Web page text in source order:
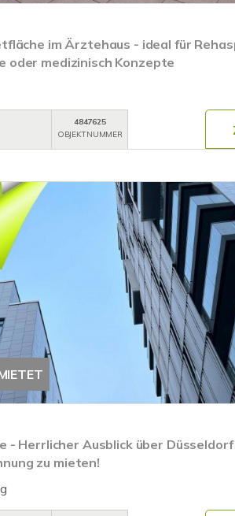
im Ärztehaus - ideal für
oder medizinisch Konzepte
4847625
OBJEKTNUMMER
- Herrlicher Ausblick über
zu mieten!